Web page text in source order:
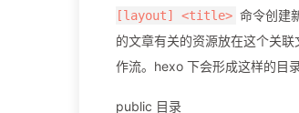
[layout] <title> 命令创建
的文章有关的资源放在这个关
作流。hexo 下会形成这样的目录
public 目录